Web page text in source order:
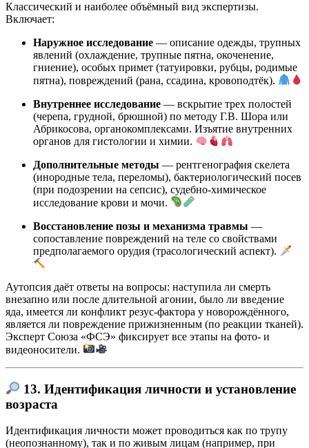
Классический и наиболее объёмный вид экспертизы.
Включает:
Наружное исследование — описание одежды, трупных
явлений (охлаждение, трупные пятна, окоченение,
гниение), особых примет (татуировки, рубцы, родимые
пятна), повреждений (рана, ссадина, кровоподтёк).
Внутреннее исследование — вскрытие трех полостей
(черепа, грудной, брюшной) по методу Г.В. Шора или
Абрикосова, органокомплексами. Изъятие внутренних
органов для гистологии и химии.
Дополнительные методы — рентгенография скелета
(инородные тела, переломы), бактериологический посев
(при подозрении на сепсис), судебно-химическое
исследование крови и мочи.
Восстановление позы и механизма травмы —
сопоставление повреждений на теле со свойствами
предполагаемого орудия (трасологический аспект).
Аутопсия даёт ответы на вопросы: наступила ли смерть
внезапно или после длительной агонии, было ли введение
яда, имеется ли конфликт резус-фактора у новорождённого,
является ли повреждение прижизненным (по реакции тканей).
Эксперт Союза «ФСЭ» фиксирует все этапы на фото- и
видеоносители.
13. Идентификация личности и установление
возраста
Идентификация личности может проводиться как по трупу
(неопознанному), так и по живым лицам (например, при